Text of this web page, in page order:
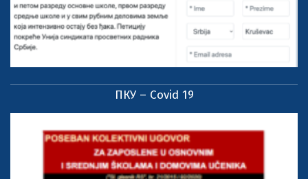
ПКУ – Covid 19